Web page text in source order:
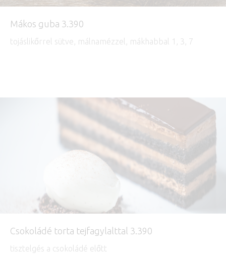
Mákos guba 3.390
tojáslikőrrel sütve, málnamézzel, mákhabbal 1, 3, 7
Csokoládé torta tejfagylalttal 3.390
tisztelgés a csokoládé előtt